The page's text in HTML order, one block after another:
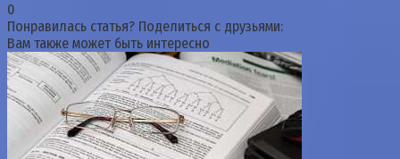
0
Понравилась статья? Поделиться с друзьями:
Вам также может быть интересно